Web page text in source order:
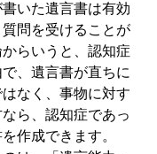
書いた遺言書は有効
問を受けることが
らいうと、認知症
、遺言書が直ちに
なく、事物に対す
ら、認知症であっ
作成できます。